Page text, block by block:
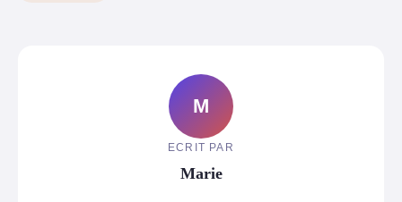
M
ECRIT PAR
Marie